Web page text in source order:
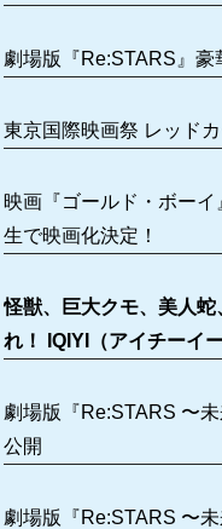
劇場版『Re:STARS』
東京国際映画祭 レッド
映画『ゴールド・ボーイ』 監督：金子修介×主演：岡
生で映画化決定！
怪獣、巨大クモ、美人
れ！ IQIYI（アイチーイ
劇場版『Re:STARS 〜
公開
劇場版『Re:STARS 〜